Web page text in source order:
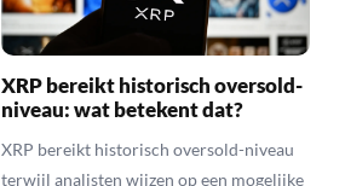
XRP bereikt historisch oversold-
niveau: wat betekent dat?
XRP bereikt historisch oversold-niveau
terwijl analisten wijzen op een mogelijke